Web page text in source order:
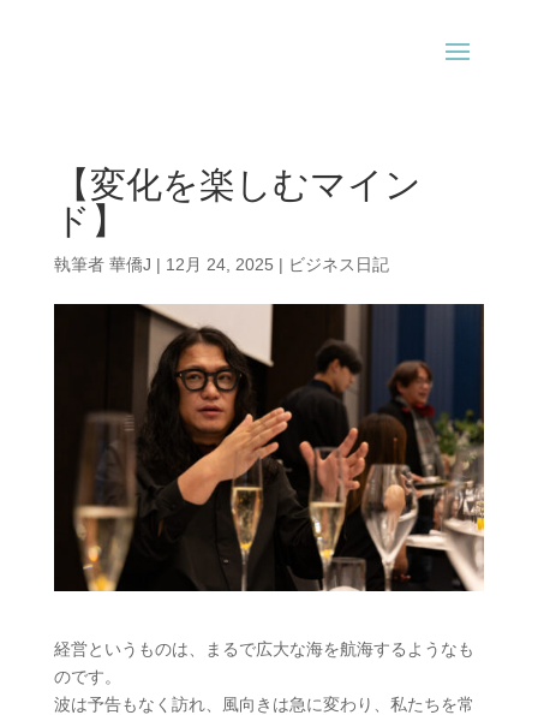
【変化を楽しむマイン
ド】
執筆者 華僑J | 12月 24, 2025 | ビジネス日記
経営というものは、まるで広大な海を航海するようなも
のです。
波は予告もなく訪れ、風向きは急に変わり、私たちを常